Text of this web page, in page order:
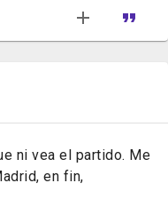
ni vea el partido. Me
en fin,